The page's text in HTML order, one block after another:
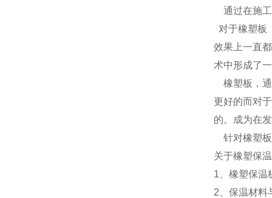
通过在施工
对于橡塑板
效果上一直
术中形成了
橡塑板，通
更好的而对
的。成为在
针对橡塑板
关于橡塑保
1、橡塑保温
2、保温材料